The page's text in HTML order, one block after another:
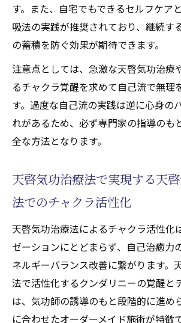
す。また、自宅でもできるセルフケア
吸法の実践が推奨されており、継続す
の蓄積を防ぐ効果が期待できます。
注意点としては、急激な天啓気功治療
るチャクラ覚醒を求めて自己流で無理
す。過度な自己流の実践は逆に心身の
れがあるため、必ず専門家の指導のも
全な方法となります。
天啓気功治療法で実現する天
法でのチャクラ活性化
天啓気功治療法によるチャクラ活性化
ゼーションにとどまらず、自己治癒力
ネルギーバランス改善に繋がります。
法で活性化するクンダリニーの覚醒と
は、気功師の誘導のもと段階的に進め
に合わせたオーダーメイド施術が特徴で